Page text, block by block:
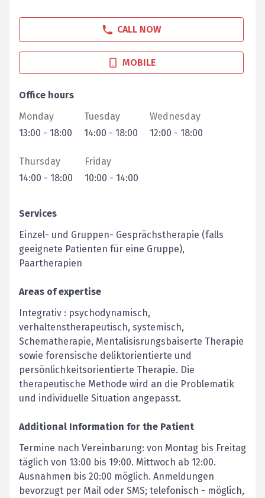
CALL NOW
MOBILE
Office hours
Monday
13:00 - 18:00
Tuesday
14:00 - 18:00
Wednesday
12:00 - 18:00
Thursday
14:00 - 18:00
Friday
10:00 - 14:00
Services
Einzel- und Gruppen- Gesprächstherapie (falls
geeignete Patienten für eine Gruppe),
Paartherapien
Areas of expertise
Integrativ : psychodynamisch,
verhaltenstherapeutisch, systemisch,
Schematherapie, Mentalisisrungsbaiserte Therapie
sowie forensische deliktorientierte und
persönlichkeitsorientierte Therapie. Die
therapeutische Methode wird an die Problematik
und individuelle Situation angepasst.
Additional Information for the Patient
Termine nach Vereinbarung: von Montag bis Freitag
täglich von 13:00 bis 19:00. Mittwoch ab 12:00.
Ausnahmen bis 20:00 möglich. Anmeldungen
bevorzugt per Mail oder SMS; telefonisch - möglich,